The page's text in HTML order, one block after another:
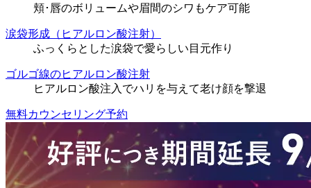
頬･唇のボリュームや眉間のシワもケア可能
涙袋形成（ヒアルロン酸注射）
ふっくらとした涙袋で愛らしい目元作り
ゴルゴ線のヒアルロン酸注射
ヒアルロン酸注入でハリを与えて老け顔を撃退
無料カウンセリング予約